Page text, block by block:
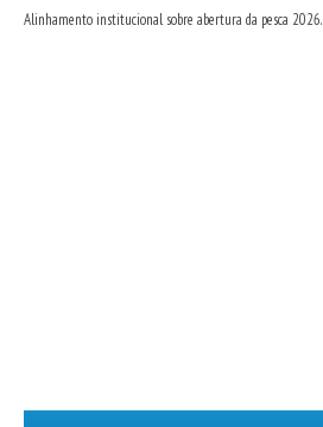
Alinhamento institucional sobre abertura da pesca 2026.